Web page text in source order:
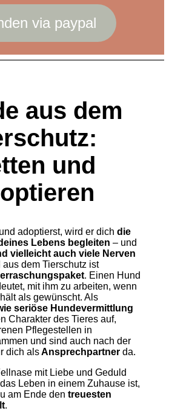
via paypal
aus dem
und
adoptierst, wird er dich die
Lebens begleiten – und
vielleicht auch viele Nerven
aus dem Tierschutz ist
. Einen Hund
mit ihm zu arbeiten, wenn
als gewünscht. Als
seriöse Hundevermittlung
Charakter des Tieres auf,
Pflegestellen in
und sind auch nach der
dich alsAnsprechpartnerda.
mit Liebe und Geduld
Leben in einem Zuhause ist,
am Ende den treuesten
.